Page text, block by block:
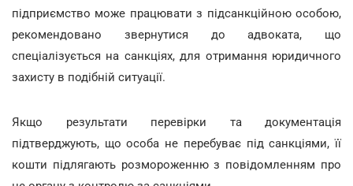
підприємство може працювати з підсанкційною особою,
рекомендовано звернутися до адвоката, що
спеціалізується на санкціях, для отримання юридичного
захисту в подібній ситуації.
Якщо результати перевірки та документація
підтверджують, що особа не перебуває під санкціями, її
кошти підлягають розмороженню з повідомленням про